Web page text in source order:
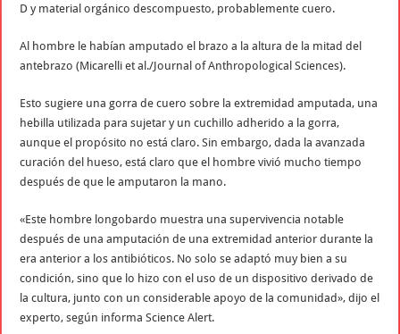
D y material orgánico descompuesto, probablemente cuero.
Al hombre le habían amputado el brazo a la altura de la mitad del
antebrazo (Micarelli et al./Journal of Anthropological Sciences).
Esto sugiere una gorra de cuero sobre la extremidad amputada, una
hebilla utilizada para sujetar y un cuchillo adherido a la gorra,
aunque el propósito no está claro. Sin embargo, dada la avanzada
curación del hueso, está claro que el hombre vivió mucho tiempo
después de que le amputaron la mano.
«Este hombre longobardo muestra una supervivencia notable
después de una amputación de una extremidad anterior durante la
era anterior a los antibióticos. No solo se adaptó muy bien a su
condición, sino que lo hizo con el uso de un dispositivo derivado de
la cultura, junto con un considerable apoyo de la comunidad», dijo el
experto, según informa Science Alert.